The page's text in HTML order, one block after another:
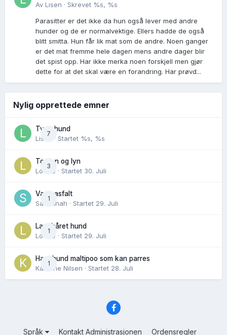
Av Lisen · Skrevet %s, %s
Parasitter er det ikke da hun også lever med andre
hunder og de er normalvektige. Ellers hadde de også
blitt smitta. Hun får lik mat som de andre. Noen ganger
er det mat fremme hele dagen mens andre dager blir
det spist opp. Har ikke merka noen forskjell men gjør
dette for at det skal være en forandring. Har prøvd...
Nylig opprettede emner
7
Tynn hund
Lisen
· Startet %s, %s
3
Torden og lyn
Lovise · Startet 30. Juli
1
Varm asfalt
Savannah · Startet 29. Juli
1
Langhåret hund
Lovise · Startet 29. Juli
1
Hannhund maltipoo som kan parres
Karoline Nilsen · Startet 28. Juli
Språk Kontakt Administrasjonen Ordensregler